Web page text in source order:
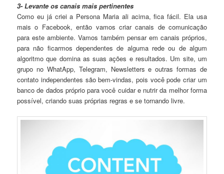
3- Levante os canais mais pertinentes
Como eu já criei a Persona Maria ali acima, fica fácil. Ela usa
mais o Facebook, então vamos criar canais de comunicação
para este ambiente. Vamos também pensar em canais próprios,
para não ficarmos dependentes de alguma rede ou de algum
algoritmo que domina as suas ações e resultados. Um site, um
grupo no WhatApp, Telegram, Newsletters e outras formas de
contato independentes são bem-vindas, pois você pode criar um
banco de dados próprio para você cuidar e nutrir da melhor forma
possível, criando suas próprias regras e se tornando livre.